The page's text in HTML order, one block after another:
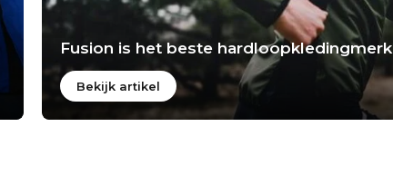
Fusion is het beste hardloopkledingmerk
Bekijk artikel